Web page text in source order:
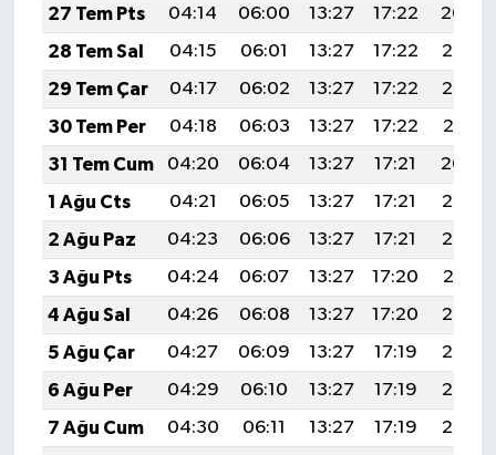
27 Tem Pts
04:14 06:00 13:27 17:22
20:44
28 Tem Sal
04:15 06:01 13:27 17:22
20:43
29 Tem Çar
04:17 06:02 13:27 17:22
20:42
30 Tem Per
04:18 06:03 13:27 17:22
20:41
31 Tem Cum
04:20 06:04 13:27 17:21
20:40
1 Ağu Cts
04:21 06:05 13:27 17:21
20:39
2 Ağu Paz
04:23 06:06 13:27 17:21
20:38
3 Ağu Pts
04:24 06:07 13:27 17:20
20:37
4 Ağu Sal
04:26 06:08 13:27 17:20
20:36
5 Ağu Çar
04:27 06:09 13:27 17:19
20:35
6 Ağu Per
04:29 06:10 13:27 17:19
20:33
7 Ağu Cum
04:30 06:11 13:27 17:19
20:32